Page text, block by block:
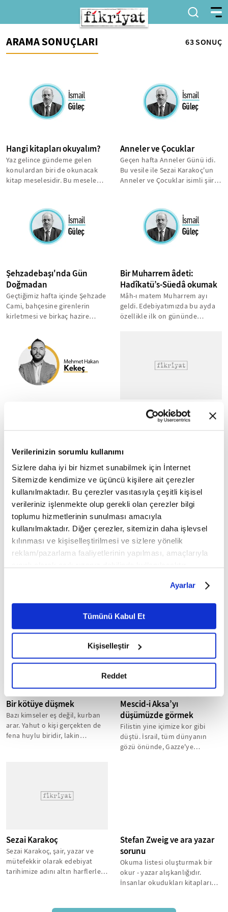
Verilerinizin sorumlu kullanımı
Sizlere daha iyi bir hizmet sunabilmek için İnternet
Sitemizde kendimize ve üçüncü kişilere ait çerezler
kullanılmaktadır. Bu çerezler vasıtasıyla çeşitli kişisel
verileriniz işlenmekte olup gerekli olan çerezler bilgi
toplumu hizmetlerinin sunulması amacıyla
kullanılmaktadır. Diğer çerezler, sitemizin daha işlevsel
kılınması ve kişiselleştirilmesi ve sizlere yönelik
reklam/pazarlama faaliyetlerinin yapılması, amaçlarıyla
belirleyebilirsiniz. Çerezlere ilişkin detaylı bilgi için
Ayarlar butonuna tıklayabilir,Çerez Bilgilendirme
Metnimizi ziyaret edebilirsiniz.
6698 sayılı Kişisel Verilerin Korunması Kanunu uyarınca
okumak ve sitemizi ziyaretiniz kapsamında
gerçekleştirilen veri işleme faaliyetleri ile ilgili daha
detaylı bilgi almak için lütfentıklayınız.
Ayarlar
Tümünü Kabul Et
Kişiselleştir
Reddet
ARAMA SONUÇLARI 63 SONUÇ
Hangi kitapları okuyalım?
Yaz gelince gündeme gelen
konulardan biri de okunacak
kitap meselesidir. Bu mesele
Anneler ve Çocuklar
Geçen hafta Anneler Günü idi.
Bu vesile ile Sezai Karakoç'un
Anneler ve Çocuklar isimli şiirini
Şehzadebaşı'nda Gün
Doğmadan
Geçtiğimiz hafta içinde Şehzade
Cami, bahçesine girenlerin
kirletmesi ve birkaç hazire
Bir Muharrem âdeti:
Hadîkatü’s-Süedâ okumak
Mâh-ı matem Muharrem ayı
geldi. Edebiyatımızda bu ayda
özellikle ilk on gününde
ve bu alanın gerektirdiği yan
yapıyorum. Okumalarım son
Eski ramazanlar Valide-i
Cedid Camii'nde yaşatılıyor
Üsküdar'daki tarihi Valide-i
çocuklar için hazırlanan
etkinliklere ev sahipliği
yapıyor...
"Tanışma Hikayesi" kültür
sanat dünyasının tanışma
hikayelerini ekrana
hikayelerini...
Kudûs kimindir?
Yerler, gökler ve bütün varlıklar
kayıtsız ve şartsız Allah'ın
anlamda mülkiyet iddia...
Bir kötüye düşmek
Bazı kimseler eş değil, kurban
arar. Yahut o kişi gerçekten de
fena huylu biridir, lakin
Mescid-i Aksa’yı
düşümüzde görmek
Filistin yine içimize kor gibi
düştü. İsrail, tüm dünyanın
gözü önünde, Gazze'ye
Sezai Karakoç
Sezai Karakoç, şair, yazar ve
mütefekkir olarak edebiyat
tarihimize adını altın harflerle
Stefan Zweig ve ara yazar
sorunu
Okuma listesi oluşturmak bir
okur - yazar alışkanlığıdır.
İnsanlar okudukları kitapları